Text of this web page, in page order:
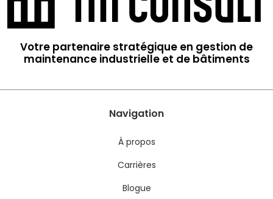
Votre partenaire stratégique en gestion de
maintenance industrielle et de bâtiments
Navigation
À propos
Carrières
Blogue